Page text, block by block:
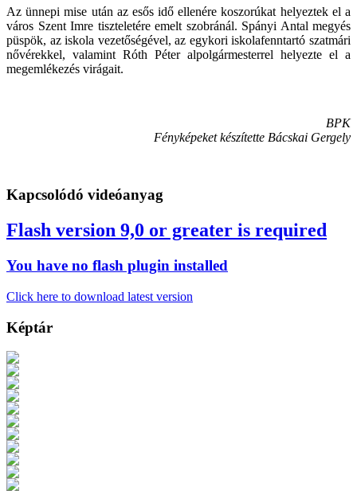
Az ünnepi mise után az esős idő ellenére koszorúkat helyeztek el a
város Szent Imre tiszteletére emelt szobránál. Spányi Antal megyés
püspök, az iskola vezetőségével, az egykori iskolafenntartó szatmári
nővérekkel, valamint Róth Péter alpolgármesterrel helyezte el a
megemlékezés virágait.
BPK
Fényképeket készítette Bácskai Gergely
Kapcsolódó videóanyag
Flash version 9,0 or greater is required
You have no flash plugin installed
Click here to download latest version
Képtár